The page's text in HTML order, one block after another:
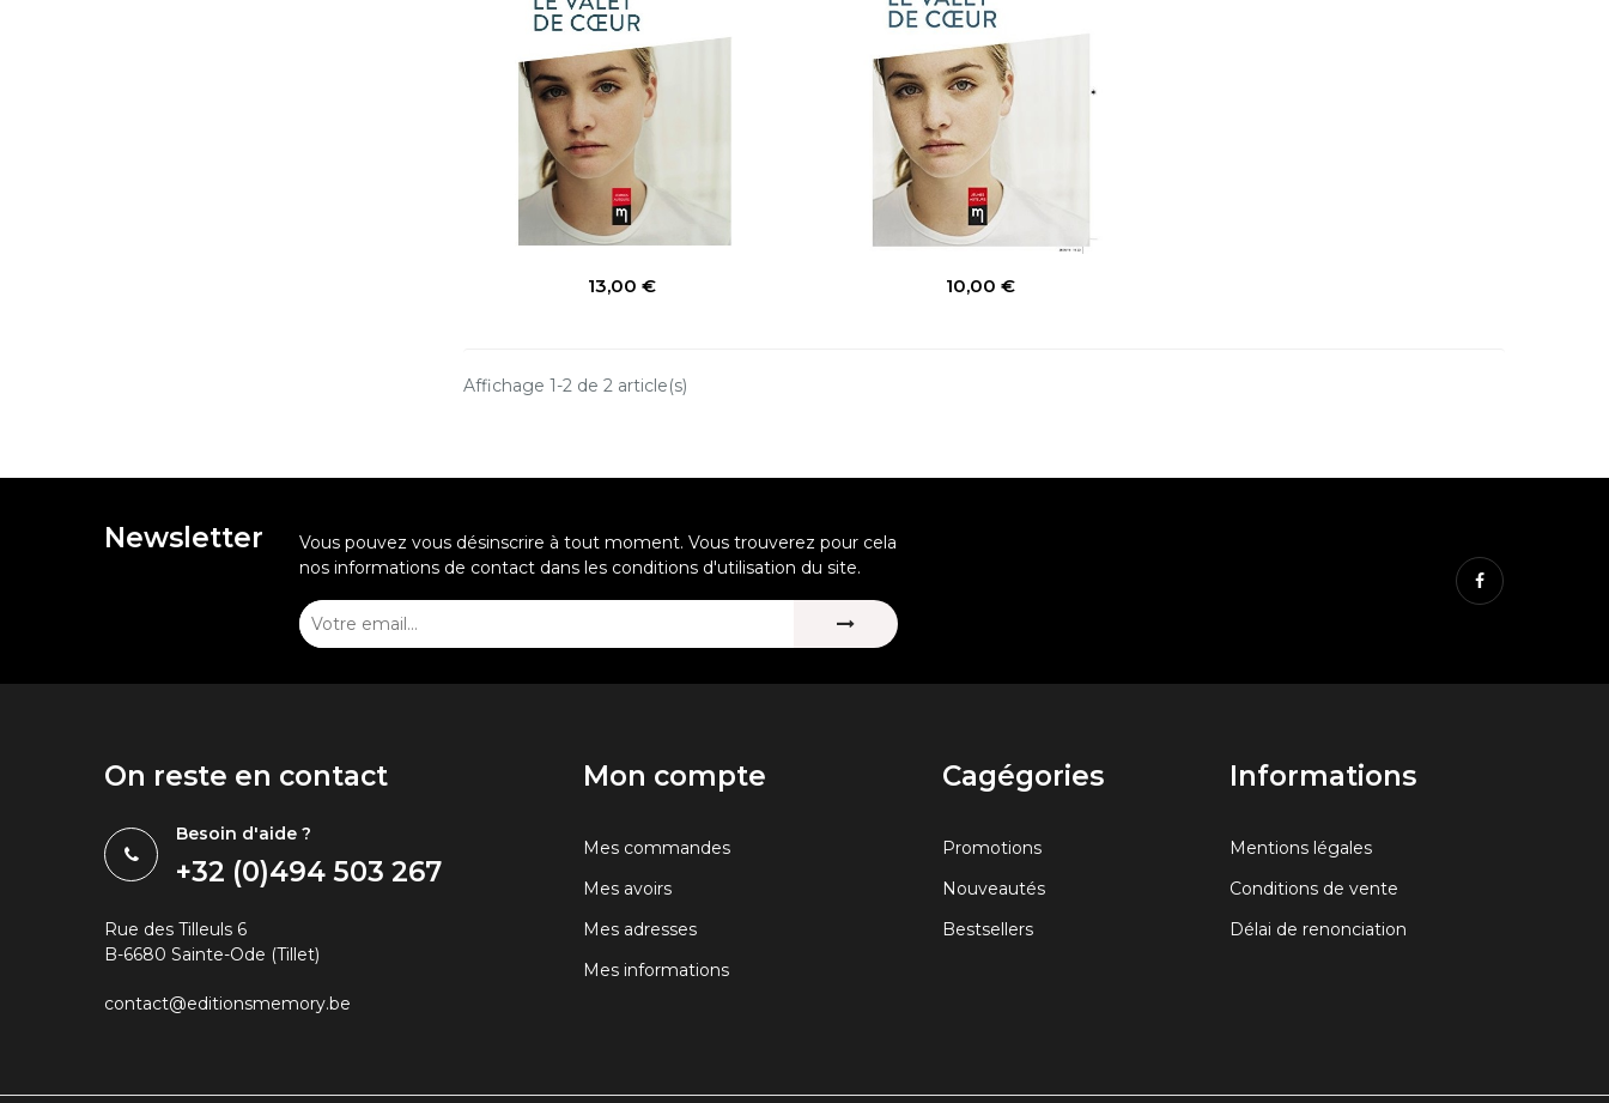
Prix
13,00 € Prix
10,00 €
Affichage 1-2 de 2 article(s)
Newsletter
Vous pouvez vous désinscrire à tout moment. Vous trouverez pour cela
nos informations de contact dans les conditions d'utilisation du site.
Facebook
On reste en contact
Besoin d'aide ?
+32 (0)494 503 267
Rue des Tilleuls 6
B-6680 Sainte-Ode (Tillet)
contact@editionsmemory.be
Mon compte
Mes commandes
Mes avoirs
Mes adresses
Mes informations
Cagégories
Promotions
Nouveautés
Bestsellers
Informations
Mentions légales
Conditions de vente
Délai de renonciation